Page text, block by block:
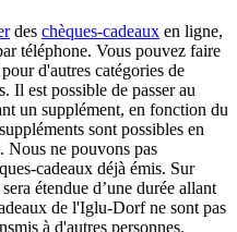
des chèques-cadeaux en ligne,
téléphone. Vous pouvez faire
d'autres catégories de
Il est possible de passer au
un supplément, en fonction du
sont possibles en
Nous ne pouvons pas
cadeaux déjà émis. Sur
étendue d’une durée allant
de l'Iglu-Dorf ne sont pas
à d'autres personnes.